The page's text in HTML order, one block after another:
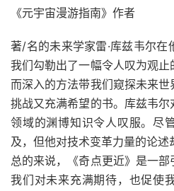
《元宇宙漫游指南》作者
著/名的未来学家雷·库兹韦尔
我们勾勒出了一幅令人叹为观
而深入的方法带我们窥探未来
挑战又充满希望的书。库兹韦
领域的渊博知识令人叹服。尽
及，但他对技术变革力量的论述
总的来说，《奇点更近》是一
我们对未来充满期待，也促使